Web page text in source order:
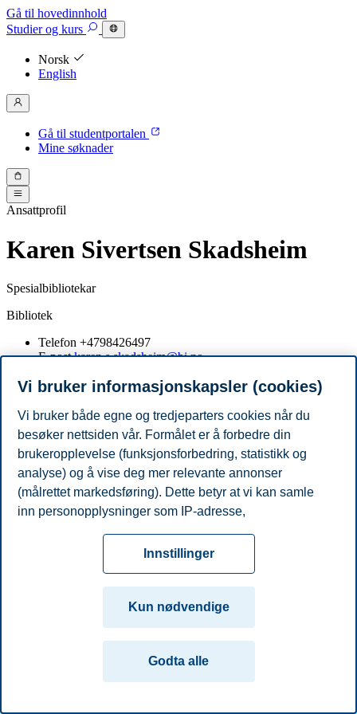
Gå til hovedinnhold
Studierog kurs
Norsk
English
Gå til studentportalen
Mine søknader
Ansattprofil
Karen Sivertsen Skadsheim
Spesialbibliotekar
Bibliotek
Telefon +4798426497
E-post karen.s.skadsheim@bi.no
Personvern Cookies TilgjengelighetserklæringDisclaimer
fraBeredskapKontakt oss
Campus:
OsloBergenTrondheimStavanger
© 2026 Handelshøyskolen BI
Vi bruker informasjonskapsler (cookies)
Vi bruker både egne og tredjeparters cookies når du
besøker nettsiden vår. Formålet er å forbedre din
brukeropplevelse (funksjonsforbedring, statistikk og
analyse) og å vise deg mer relevante annonser
(målrettet markedsføring). Dette betyr at vi kan samle
inn personopplysninger som IP-adresse,
cookies som er nødvendige for at nettsiden skal
fungere, kan du enten godta alle eller tilpasse ditt
samtykke ved å endre innstillinger.
Les mer om våre informasjonskapsler, hvilke
opplysninger vi samler inn og formålene i innstillinger
for informasjonskapsler. Du kan når som helst endre
eller trekke tilbake ditt samtykke i innstillingene ved å
Innstillinger
Kun nødvendige
Godta alle